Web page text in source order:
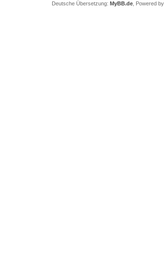
Deutsche Übersetzung: MyBB.de, Powered by